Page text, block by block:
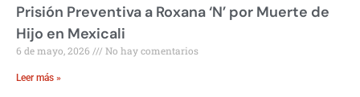
Prisión Preventiva a Roxana ‘N’ por Muerte de
Hijo en Mexicali
6 de mayo, 2026 No hay comentarios
Leer más »